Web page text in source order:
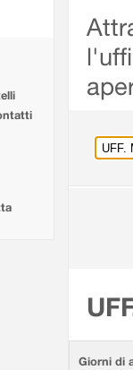
Giorni di